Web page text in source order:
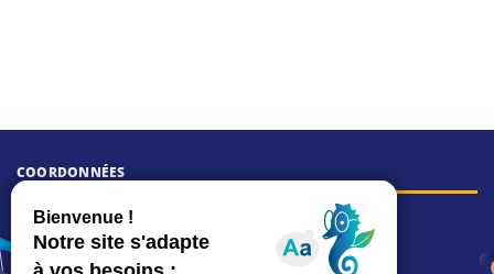
COORDONNÉES
Hôtel de ville
15, rue Charles-Duflos
01 41 19 83 00